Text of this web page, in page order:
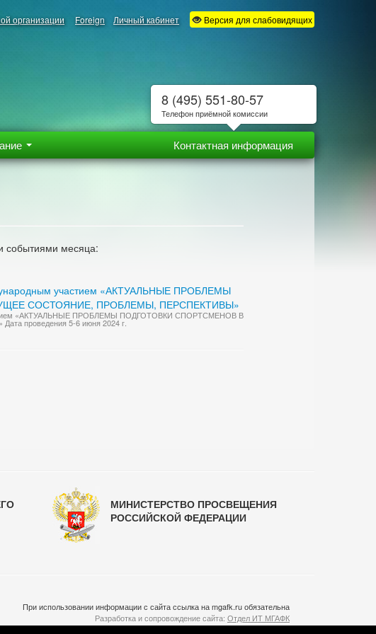
организации Foreign Личный кабинет Версия для слабовидящих
Контактная информация
событиями месяца:
участием «АКТУАЛЬНЫЕ ПРОБЛЕМЫ
СОСТОЯНИЕ, ПРОБЛЕМЫ, ПЕРСПЕКТИВЫ»
«АКТУАЛЬНЫЕ ПРОБЛЕМЫ ПОДГОТОВКИ СПОРТСМЕНОВ В
проведения 5-6 июня 2024 г.
МИНИСТЕРСТВО ПРОСВЕЩЕНИЯ
РОССИЙСКОЙ ФЕДЕРАЦИИ
При использовании информации с сайта ссылка на mgafk.ru обязательна
Разработка и сопровождение сайта: Отдел ИТ МГАФК
Система управления контентом:temeshov.ru
8 (495) 551-80-57
Телефон приёмной комиссии